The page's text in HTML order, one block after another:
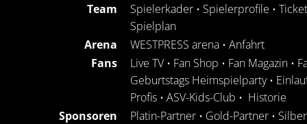
Team Spielerkader • Spielerprofile •
Spielplan
Arena
WESTPRESS arena • Anfahrt
Fans
Live TV • Fan Shop • Fan Magazin •
Geburtstags Heimspielparty•
Profis • ASV-Kids-Club • Historie
Sponsoren
Platin-Partner • Gold-Partner •